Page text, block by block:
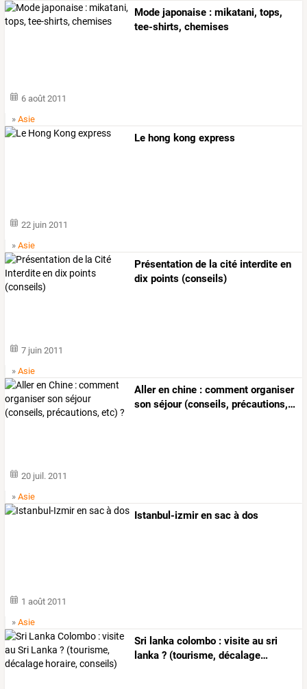
Mode japonaise : mikatani, tops,
tee-shirts, chemises
6 août 2011
»Asie
Le hong kong express
22 juin 2011
»Asie
Présentation de la cité interdite en
dix points (conseils)
7 juin 2011
»Asie
Alleren chine : comment organiser
son séjour(conseils, précautions,…
20 juil. 2011
»Asie
Istanbul-izmir en sac à dos
1 août 2011
»Asie
Sri lanka colombo : visite au sri
lanka ? (tourisme, décalage…